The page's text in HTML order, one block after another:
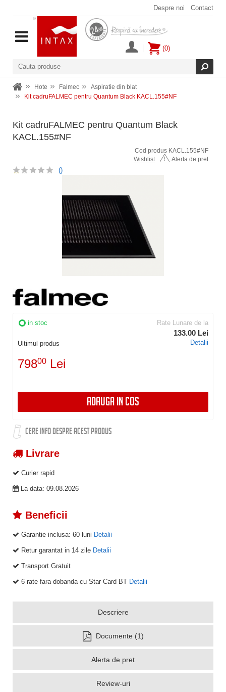
Despre noi Contact
(0)
Hote Falmec
Aspiratie din blat
Kit cadruFALMEC pentru Quantum Black KACL.155#NF
Kit cadruFALMEC pentru Quantum Black
KACL.155#NF
Cod produs KACL.155#NF
Wishlist
Alerta de pret
()
in stoc
Ultimul produs
79800 Lei
Rate Lunare de la
133.00 Lei
Detalii
ADAUGA IN COS
CERE INFO DESPRE ACEST PRODUS
Livrare
Curier rapid
La data: 09.08.2026
Beneficii
Garantie inclusa: 60 luni Detalii
Retur garantat in 14 zile Detalii
Transport Gratuit
6 rate fara dobanda cu Star Card BT Detalii
Descriere
Documente (1)
Alerta de pret
Review-uri